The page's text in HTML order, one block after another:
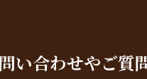
い合わせやご質